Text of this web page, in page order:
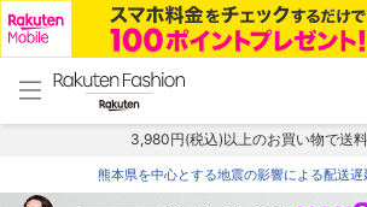
menu home
トップ
3,980円(税込)以上のお買い物で送料
熊本県を中心とする地震の影響による配送